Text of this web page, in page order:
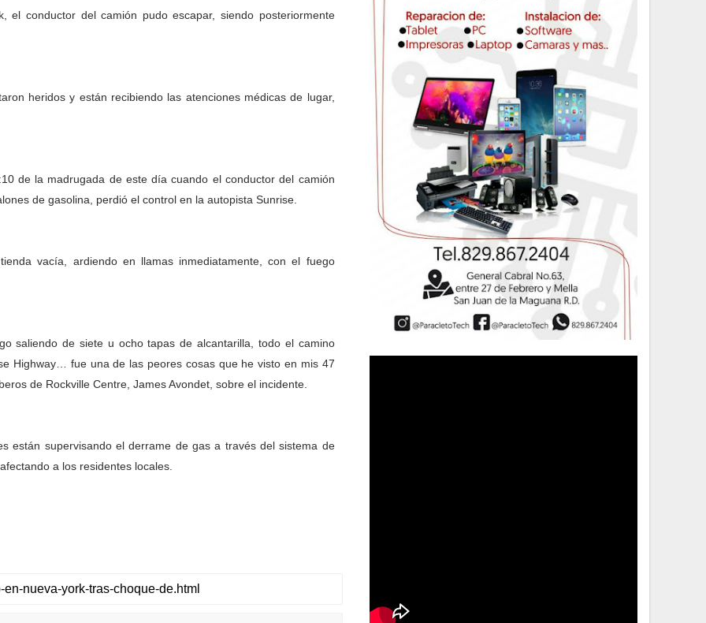
el conductor del camión pudo escapar, siendo posteriormente
heridos y están recibiendo las atenciones médicas de lugar,
de la madrugada de este día cuando el conductor del camión
de gasolina, perdió el control en la autopista Sunrise.
vacía, ardiendo en llamas inmediatamente, con el fuego
saliendo de siete u ocho tapas de alcantarilla, todo el camino
Highway… fue una de las peores cosas que he visto en mis 47
de Rockville Centre, James Avondet, sobre el incidente.
están supervisando el derrame de gas a través del sistema de
a los residentes locales.